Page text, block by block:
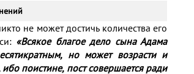
не может достичь количества его
«Всякое благое дело сына Адама
но может возрасти и
поистине, пост совершается ради